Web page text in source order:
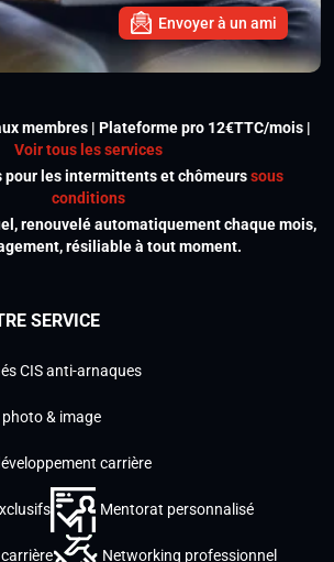
Envoyer à un ami
membres | Plateforme pro 12€TTC/mois |
Voir tous les services
pour les intermittents et chômeurssous
conditions
renouvelé automatiquement chaque mois,
résiliable à tout moment.
SERVICE
CIS anti-arnaques
& image
carrière
Mentorat personnalisé
Networking professionnel